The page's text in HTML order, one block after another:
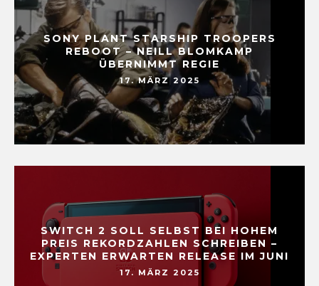
SONY PLANT STARSHIP TROOPERS
REBOOT – NEILL BLOMKAMP
ÜBERNIMMT REGIE
17. MÄRZ 2025
SWITCH 2 SOLL SELBST BEI HOHEM
PREIS REKORDZAHLEN SCHREIBEN –
EXPERTEN ERWARTEN RELEASE IM JUNI
17. MÄRZ 2025